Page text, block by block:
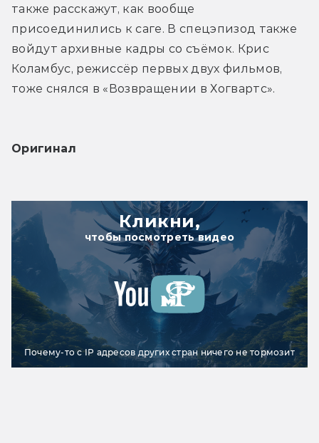
также расскажут, как вообще
присоединились к саге. В спецэпизод также
войдут архивные кадры со съёмок. Крис
Коламбус, режиссёр первых двух фильмов,
тоже снялся в «Возвращении в Хогвартс».
Оригинал
Кликни,
чтобы посмотреть видео
Почему-то с IP адресов других стран ничего не тормозит